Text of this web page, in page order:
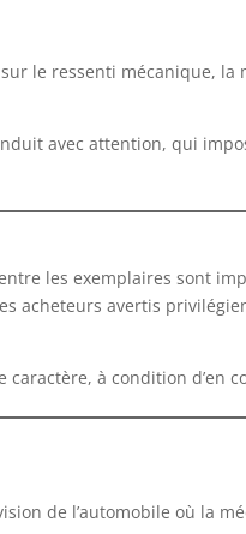
le ressenti mécanique,
avec attention, qui
les exemplaires sont
acheteurs avertis
à condition d’en
de l’automobile où la